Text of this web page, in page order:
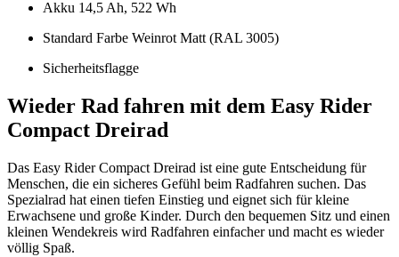
Akku 14,5 Ah, 522 Wh
Standard Farbe Weinrot Matt (RAL 3005)
Sicherheitsflagge
Wieder Rad fahren mit dem Easy Rider
Compact Dreirad
Das Easy Rider Compact Dreirad ist eine gute Entscheidung für
Menschen, die ein sicheres Gefühl beim Radfahren suchen. Das
Spezialrad hat einen tiefen Einstieg und eignet sich für kleine
Erwachsene und große Kinder. Durch den bequemen Sitz und einen
kleinen Wendekreis wird Radfahren einfacher und macht es wieder
völlig Spaß.